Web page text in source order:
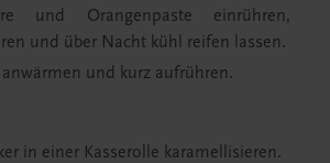
und Orangenpaste einrühren,
und über Nacht kühl reifen lassen.
und kurz aufrühren.
in einer Kasserolle karamellisieren.